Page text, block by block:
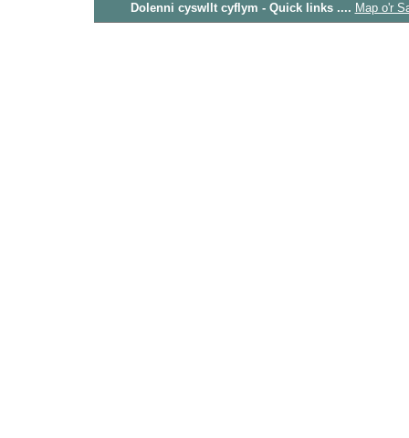
Dolenni cyswllt cyflym - Quick links .... Map o'r